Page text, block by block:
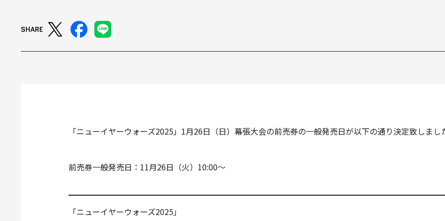
SHARE
「ニューイヤーウォーズ2025」1月26日（日）幕張大会の前売券の一般発売日が以下の通り決定致しまし
前売券一般発売日：11月26日（火）10:00～
「ニューイヤーウォーズ2025」